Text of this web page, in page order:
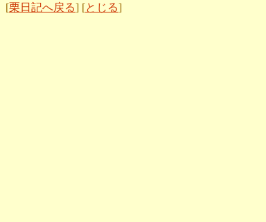
[栗日記へ戻る] [とじる]